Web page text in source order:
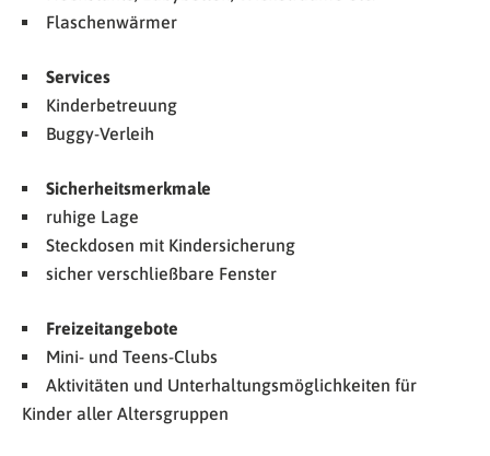
Flaschenwärmer
Services
Kinderbetreuung
Buggy-Verleih
Sicherheitsmerkmale
ruhige Lage
Steckdosen mit Kindersicherung
sicher verschließbare Fenster
Freizeitangebote
Mini- und Teens-Clubs
Aktivitäten und Unterhaltungsmöglichkeiten für
Kinder aller Altersgruppen